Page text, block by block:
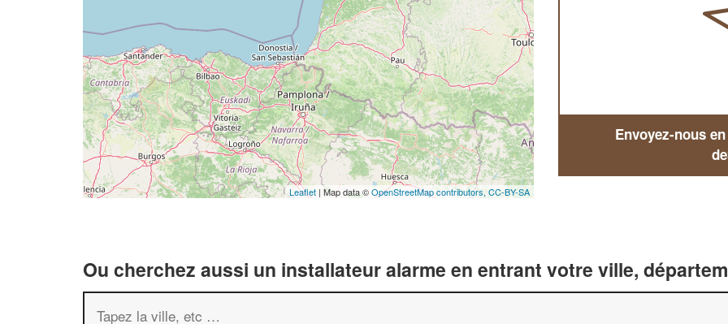
Leaflet | Map data ©OpenStreetMap contributors, CC-BY-SA
Envoyez-nous
Ou cherchez aussi un installateur alarme en entrant votre ville,